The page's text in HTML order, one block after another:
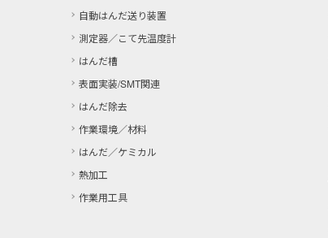
自動はんだ送り装置
測定器／こて先温度計
はんだ槽
表面実装/SMT関連
はんだ除去
作業環境／材料
はんだ／ケミカル
熱加工
作業用工具